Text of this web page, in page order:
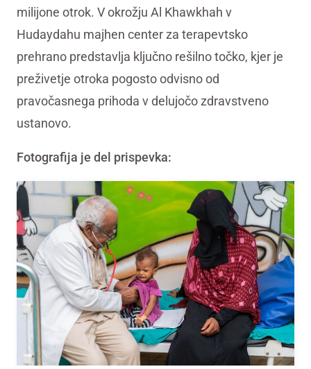
milijone otrok. V okrožju Al Khawkhah v
Hudaydahu majhen center za terapevtsko
prehrano predstavlja ključno rešilno točko, kjer je
preživetje otroka pogosto odvisno od
pravočasnega prihoda v delujočo zdravstveno
ustanovo.
Fotografija je del prispevka: